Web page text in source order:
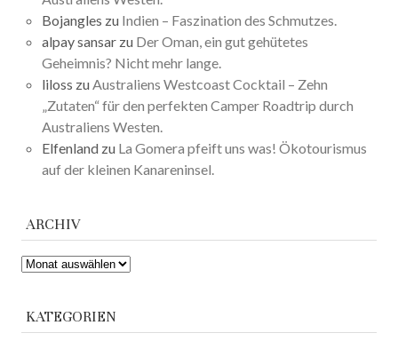
Bojangles zu Indien – Faszination des Schmutzes.
alpay sansar zu Der Oman, ein gut gehütetes
Geheimnis? Nicht mehr lange.
liloss zuAustraliens Westcoast Cocktail – Zehn
„Zutaten“ für den perfekten Camper Roadtrip durch
Australiens Westen.
Elfenland zu La Gomera pfeift uns was! Ökotourismus
auf der kleinen Kanareninsel.
ARCHIV
ARCHIV
KATEGORIEN